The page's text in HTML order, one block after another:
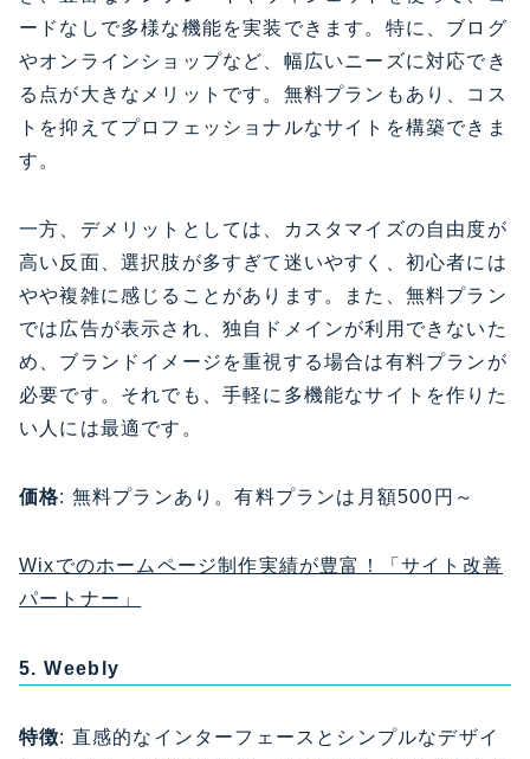
ードなしで多様な機能を実装できます。特に、ブログ
やオンラインショップなど、幅広いニーズに対応でき
る点が大きなメリットです。無料プランもあり、コス
トを抑えてプロフェッショナルなサイトを構築できま
す。
一方、デメリットとしては、カスタマイズの自由度が
高い反面、選択肢が多すぎて迷いやすく、初心者には
やや複雑に感じることがあります。また、無料プラン
では広告が表示され、独自ドメインが利用できないた
め、ブランドイメージを重視する場合は有料プランが
必要です。それでも、手軽に多機能なサイトを作りた
い人には最適です。
価格: 無料プランあり。有料プランは月額500円～
Wixでのホームページ制作実績が豊富！「サイト改善
パートナー」
5. Weebly
特徴: 直感的なインターフェースとシンプルなデザイ